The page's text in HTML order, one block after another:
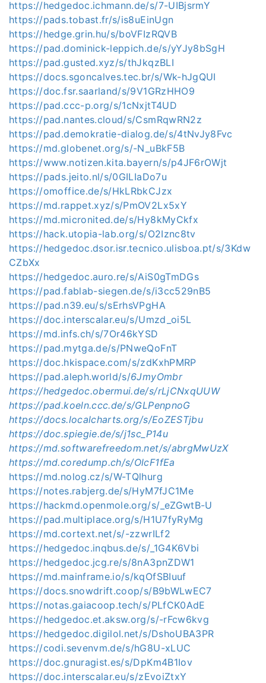
https://hedgedoc.ichmann.de/s/7-UIBjsrmY
https://pads.tobast.fr/s/is8uEinUgn
https://hedge.grin.hu/s/boVFIzRQVB
https://pad.dominick-leppich.de/s/yYJy8bSgH
https://pad.gusted.xyz/s/thJkqzBLI
https://docs.sgoncalves.tec.br/s/Wk-hJgQUI
https://doc.fsr.saarland/s/9V1GRzHHO9
https://pad.ccc-p.org/s/1cNxjtT4UD
https://pad.nantes.cloud/s/CsmRqwRN2z
https://pad.demokratie-dialog.de/s/4tNvJy8Fvc
https://md.globenet.org/s/-N_uBkF5B
https://www.notizen.kita.bayern/s/p4JF6rOWjt
https://pads.jeito.nl/s/0GILIaDo7u
https://omoffice.de/s/HkLRbkCJzx
https://md.rappet.xyz/s/PmOV2Lx5xY
https://md.micronited.de/s/Hy8kMyCkfx
https://hack.utopia-lab.org/s/O2Iznc8tv
https://hedgedoc.dsor.isr.tecnico.ulisboa.pt/s/3Kdw
CZbXx
https://hedgedoc.auro.re/s/AiS0gTmDGs
https://pad.fablab-siegen.de/s/i3cc529nB5
https://pad.n39.eu/s/sErhsVPgHA
https://doc.interscalar.eu/s/Umzd_oi5L
https://md.infs.ch/s/7Or46kYSD
https://pad.mytga.de/s/PNweQoFnT
https://doc.hkispace.com/s/zdKxhPMRP
https://pad.aleph.world/s/6JmyOmbr
https://hedgedoc.obermui.de/s/rLjCNxqUUW
https://pad.koeln.ccc.de/s/GLPenpnoG
https://docs.localcharts.org/s/EoZESTjbu
https://doc.spiegie.de/s/j1sc_P14u
https://md.softwarefreedom.net/s/abrgMwUzX
https://md.coredump.ch/s/OlcF1fEa
https://md.nolog.cz/s/W-TQlhurg
https://notes.rabjerg.de/s/HyM7fJC1Me
https://hackmd.openmole.org/s/_eZGwtB-U
https://pad.multiplace.org/s/H1U7fyRyMg
https://md.cortext.net/s/-zzwrILf2
https://hedgedoc.inqbus.de/s/_1G4K6Vbi
https://hedgedoc.jcg.re/s/8nA3pnZDW1
https://md.mainframe.io/s/kqOfSBIuuf
https://docs.snowdrift.coop/s/B9bWLwEC7
https://notas.gaiacoop.tech/s/PLfCK0AdE
https://hedgedoc.et.aksw.org/s/-rFcw6kvg
https://hedgedoc.digilol.net/s/DshoUBA3PR
https://codi.sevenvm.de/s/hG8U-xLUC
https://doc.gnuragist.es/s/DpKm4B1Iov
https://doc.interscalar.eu/s/zEvoiZtxY